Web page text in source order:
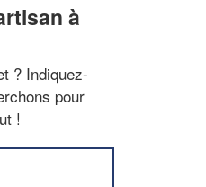
à
? Indiquez-
pour
!